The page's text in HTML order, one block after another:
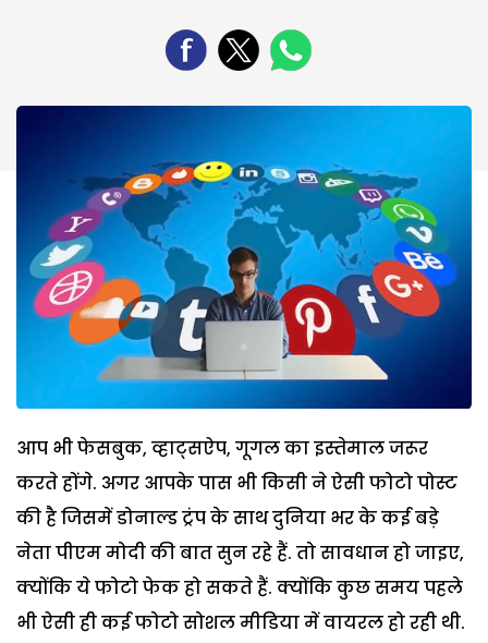
आप भी फेसबुक, व्हाट्सऐप, गूगल का इस्तेमाल जरूर
करते होंगे. अगर आपके पास भी किसी ने ऐसी फोटो पोस्ट
की है जिसमें डोनाल्ड ट्रंप के साथ दुनिया भर के कई बड़े
नेता पीएम मोदी की बात सुन रहे हैं. तो सावधान हो जाइए,
क्योंकि ये फोटो फेक हो सकते हैं. क्योंकि कुछ समय पहले
भी ऐसी ही कई फोटो सोशल मीडिया में वायरल हो रही थी.